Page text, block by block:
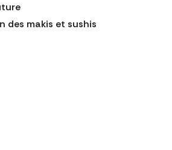
des makis et sushis